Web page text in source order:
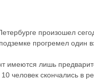
произошел
прогремел один
имеются лишь
10 человек скончались в